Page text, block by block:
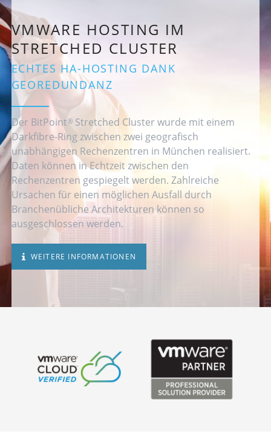
VMWARE HOSTING IM
STRETCHED CLUSTER
ECHTES HA-HOSTING DANK
GEOREDUNDANZ
Der BitPoint® Stretched Cluster wurde mit einem
Darkfibre-Ring zwischen zwei geografisch
unabhängigen Rechenzentren in München realisiert.
Daten können in Echtzeit zwischen den
Rechenzentren gespiegelt werden. Zahlreiche
Ursachen für einen möglichen Ausfall durch
Branchenübliche Architekturen können so
ausgeschlossen werden.
WEITERE INFORMATIONEN